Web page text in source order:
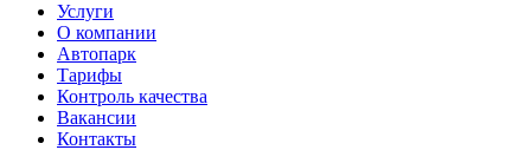
Услуги
О компании
Автопарк
Тарифы
Контроль качества
Вакансии
Контакты